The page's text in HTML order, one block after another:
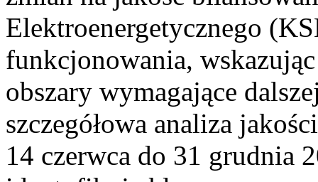
Elektroenergetycznego
funkcjonowania,
obszary wymagające
szczegółowa analiza
14 czerwca do 31 grudnia